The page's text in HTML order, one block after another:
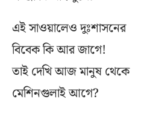
এই সাওয়ালেও দুঃশাসনের
বিবেক কি আর জাগে!
তাই দেখি আজ মানুষ থেকে
মেশিনগুলাই আগে?